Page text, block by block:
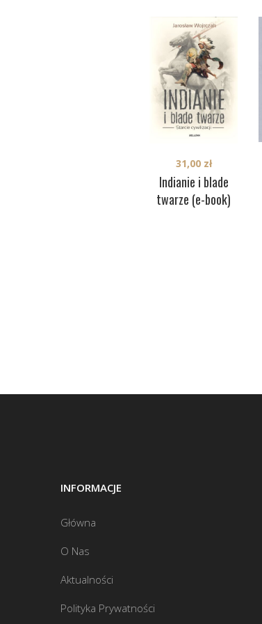
Indianie i blade
twarze (e-book)
31,00 zł
INFORMACJE
Główna
O Nas
Aktualności
Polityka Prywatności